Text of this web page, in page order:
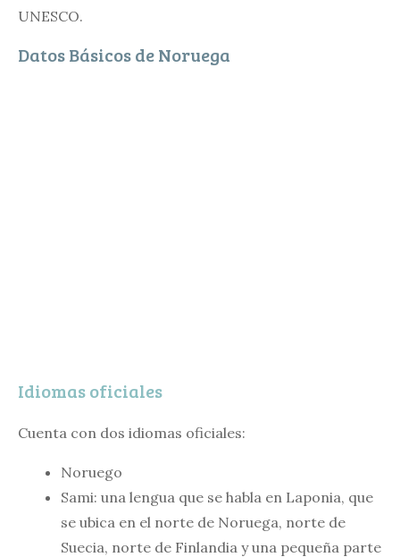
UNESCO.
Datos Básicos de Noruega
Idiomas oficiales
Cuenta con dos idiomas oficiales:
Noruego
Sami: una lengua que se habla en Laponia, que
se ubica en el norte de Noruega, norte de
Suecia, norte de Finlandia y una pequeña parte